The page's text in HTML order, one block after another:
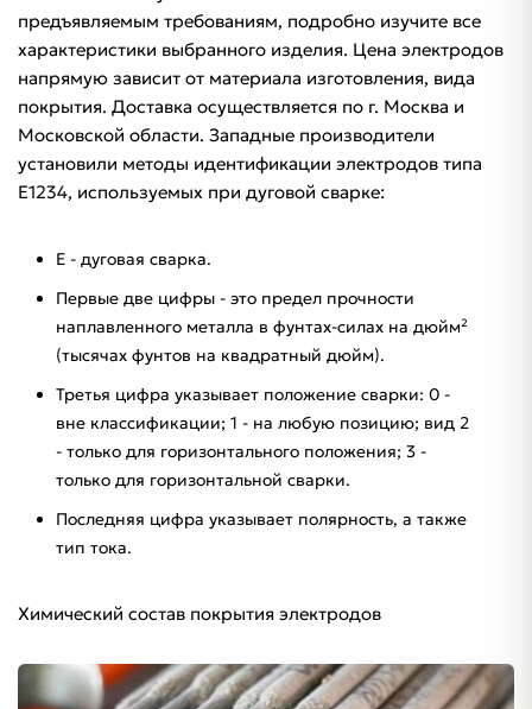
предъявляемым требованиям, подробно изучите все
характеристики выбранного изделия. Цена электродов
напрямую зависит от материала изготовления, вида
покрытия. Доставка осуществляется по г. Москва и
Московской области. Западные производители
установили методы идентификации электродов типа
E1234, используемых при дуговой сварке:
E - дуговая сварка.
Первые две цифры - это предел прочности
наплавленного металла в фунтах-силах на дюйм²
(тысячах фунтов на квадратный дюйм).
Третья цифра указывает положение сварки: 0 -
вне классификации; 1 - на любую позицию; вид 2
- только для горизонтального положения; 3 -
только для горизонтальной сварки.
Последняя цифра указывает полярность, а также
тип тока.
Химический состав покрытия электродов